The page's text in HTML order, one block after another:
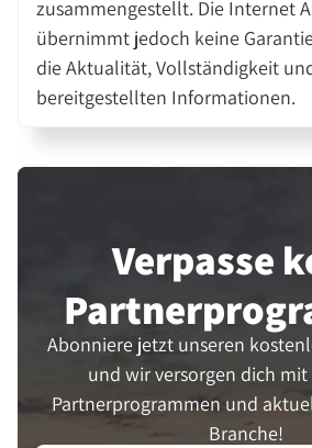
zusammengestellt. Die Internet
übernimmt jedoch keine
die Aktualität, Vollständigkeit
bereitgestellten Informationen.
Verpasse
Abonniere jetzt unseren
und wir versorgen dich
Partnerprogrammen und
Branche!